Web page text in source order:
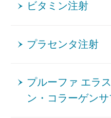
ビタミン注射
プラセンタ注射
プルーファ エラ
ン・コラーゲンサ